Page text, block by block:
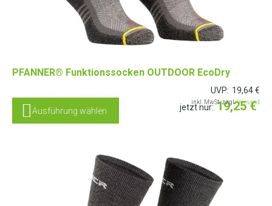
PFANNER® Funktionssocken OUTDOOR EcoDry
UVP: 19,64€
jetzt nur: 19,25€
inkl. MwSt. zzgl.Versand
Ausführung wählen